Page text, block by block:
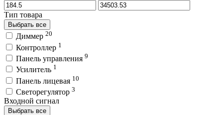
Тип товара
Выбрать все
Диммер 20
Контроллер 1
Панель управления 9
Усилитель 1
Панель лицевая 10
Светорегулятор 3
Входной сигнал
Выбрать все